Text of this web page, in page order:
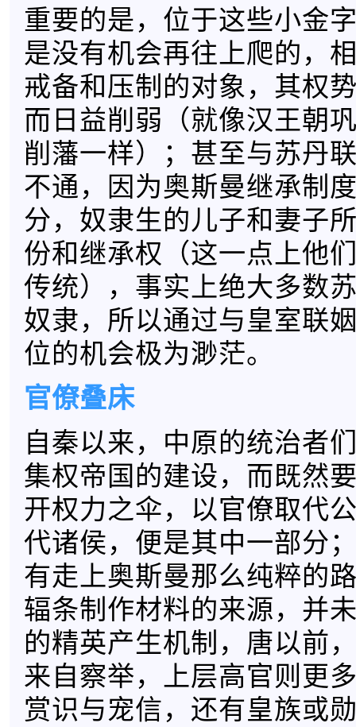
重要的是，位于这些小金
是没有机会再往上爬的，
戒备和压制的对象，其权
而日益削弱（就像汉王朝
削藩一样）；甚至与苏丹
不通，因为奥斯曼继承制
分，奴隶生的儿子和妻子
份和继承权（这一点上他
传统），事实上绝大多数
奴隶，所以通过与皇室联
位的机会极为渺茫。
官僚叠床
自秦以来，中原的统治者
集权帝国的建设，而既然
开权力之伞，以官僚取代
代诸侯，便是其中一部分
有走上奥斯曼那么纯粹的
辐条制作材料的来源，并
的精英产生机制，唐以前
来自察举，上层高官则更
赏识与宠信，还有皇族或